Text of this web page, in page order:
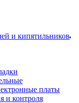
и кипятильников
платы
и контроля